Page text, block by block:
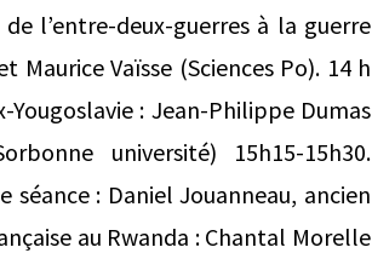
l’entre-deux-guerres à la guerre
Vaïsse (Sciences Po). 14 h
: Jean-Philippe Dumas
université) 15h15-15h30.
séance : Daniel Jouanneau, ancien
au Rwanda : Chantal Morelle